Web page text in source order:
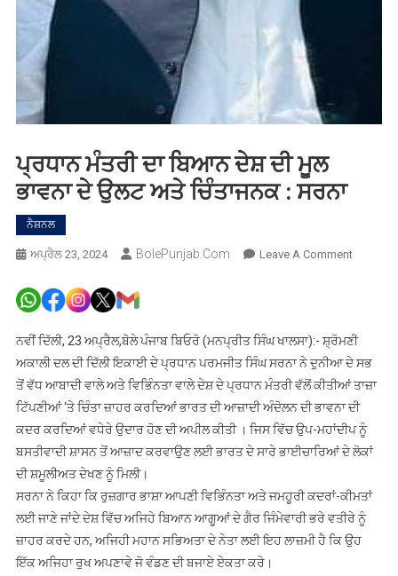
ਪ੍ਰਧਾਨ ਮੰਤਰੀ ਦਾ ਬਿਆਨ ਦੇਸ਼ ਦੀ ਮੂਲ
ਭਾਵਨਾ ਦੇ ਉਲਟ ਅਤੇ ਚਿੰਤਾਜਨਕ : ਸਰਨਾ
ਨੈਸ਼ਨਲ
ਅਪ੍ਰੈਲ 23, 2024 BolePunjab.com Leave A CommentOn
ਬਿਆਨ
ਦੇਸ਼
ਦੇ
ਉਲਟ
ਚਿੰਤਾਜਨਕ
:
ਸਰਨਾ
ਨਵੀਂ ਦਿੱਲੀ, 23 ਅਪ੍ਰੈਲ,ਬੋਲੇ ਪੰਜਾਬ ਬਿਓਰੋ (ਮਨਪ੍ਰੀਤ ਸਿੰਘ ਖਾਲਸਾ):- ਸ਼੍ਰੋਮਣੀ
ਅਕਾਲੀ ਦਲ ਦੀ ਦਿੱਲੀ ਇਕਾਈ ਦੇ ਪ੍ਰਧਾਨ ਪਰਮਜੀਤ ਸਿੰਘ ਸਰਨਾ ਨੇ ਦੁਨੀਆ ਦੇ ਸਭ
ਤੋਂ ਵੱਧ ਆਬਾਦੀ ਵਾਲੇ ਅਤੇ ਵਿਭਿੰਨਤਾ ਵਾਲੇ ਦੇਸ਼ ਦੇ ਪ੍ਰਧਾਨ ਮੰਤਰੀ ਵੱਲੋਂ ਕੀਤੀਆਂ ਤਾਜ਼ਾ
ਟਿੱਪਣੀਆਂ ‘ਤੇ ਚਿੰਤਾ ਜ਼ਾਹਰ ਕਰਦਿਆਂ ਭਾਰਤ ਦੀ ਆਜ਼ਾਦੀ ਅੰਦੋਲਨ ਦੀ ਭਾਵਨਾ ਦੀ
ਕਦਰ ਕਰਦਿਆਂ ਵਧੇਰੇ ਉਦਾਰ ਹੋਣ ਦੀ ਅਪੀਲ ਕੀਤੀ । ਜਿਸ ਵਿੱਚ ਉਪ-ਮਹਾਂਦੀਪ ਨੂੰ
ਬਸਤੀਵਾਦੀ ਸ਼ਾਸਨ ਤੋਂ ਆਜ਼ਾਦ ਕਰਵਾਉਣ ਲਈ ਭਾਰਤ ਦੇ ਸਾਰੇ ਭਾਈਚਾਰਿਆਂ ਦੇ ਲੋਕਾਂ
ਦੀ ਸ਼ਮੂਲੀਅਤ ਦੇਖਣ ਨੂੰ ਮਿਲੀ।
ਸਰਨਾ ਨੇ ਕਿਹਾ ਕਿ ਰੁਜ਼ਗਾਰ ਭਾਸ਼ਾ ਆਪਣੀ ਵਿਭਿੰਨਤਾ ਅਤੇ ਜਮਹੂਰੀ ਕਦਰਾਂ-ਕੀਮਤਾਂ
ਲਈ ਜਾਣੇ ਜਾਂਦੇ ਦੇਸ਼ ਵਿੱਚ ਅਜਿਹੇ ਬਿਆਨ ਆਗੂਆਂ ਦੇ ਗੈਰ ਜਿੰਮੇਵਾਰੀ ਭਰੇ ਵਤੀਰੇ ਨੂੰ
ਜ਼ਾਹਰ ਕਰਦੇ ਹਨ, ਅਜਿਹੀ ਮਹਾਨ ਸਭਿਅਤਾ ਦੇ ਨੇਤਾ ਲਈ ਇਹ ਲਾਜ਼ਮੀ ਹੈ ਕਿ ਉਹ
ਇੱਕ ਅਜਿਹਾ ਰੁਖ ਅਪਣਾਵੇ ਜੋ ਵੰਡਣ ਦੀ ਬਜਾਏ ਏਕਤਾ ਕਰੇ।